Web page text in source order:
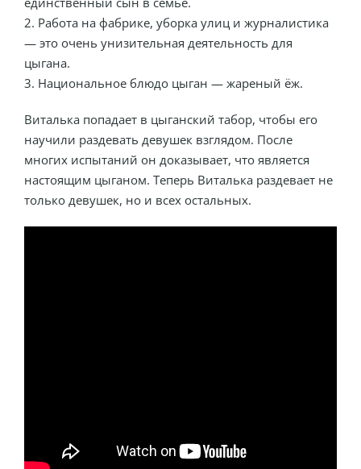
2. Работа на фабрике, уборка улиц и журналистика
— это очень унизительная деятельность для
цыгана.
3. Национальное блюдо цыган — жареный ёж.
Виталька попадает в цыганский табор, чтобы его
научили раздевать девушек взглядом. После
многих испытаний он доказывает, что является
настоящим цыганом. Теперь Виталька раздевает не
только девушек, но и всех остальных.